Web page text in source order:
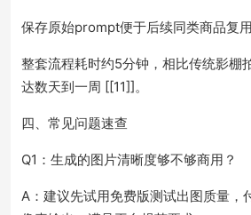
保存原始prompt便于后续同类商品复用
整套流程耗时约5分钟，相比传统影棚
达数天到一周 [[11]]。
四、常见问题速查
Q1：生成的图片清晰度够不够商用？
A：建议先试用免费版测试出图质量，